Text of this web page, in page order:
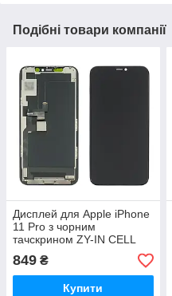
Подібні товари компанії
Дисплей для Apple iPhone
11 Pro з чорним
тачскрином ZY-IN CELL
849 ₴
Купити